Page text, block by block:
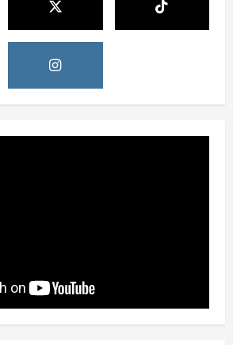
Pemerintah Perkuat Ekosistem Media
Digital Nasional Hadapi Perang
Algoritma AI
August 6, 2026
Opini
Etika, Verifikasi, dan Media Tepercaya
Berita
BMP Kecam Aksi KNPB, Serukan